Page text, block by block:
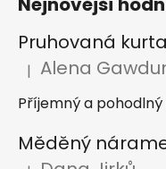
Pruhovaná
Hodnocení produktu
| Alena
Příjemný a